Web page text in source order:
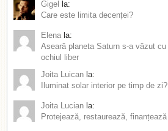
Gigel
la:
Care este limita decenței?
Elena la:
Aseară planeta Saturn s-a văzut cu
ochiul liber
Joita Luican la:
Iluminat solar interior pe timp de zi?
Joita Lucian la:
Protejează, restaurează, finanțează